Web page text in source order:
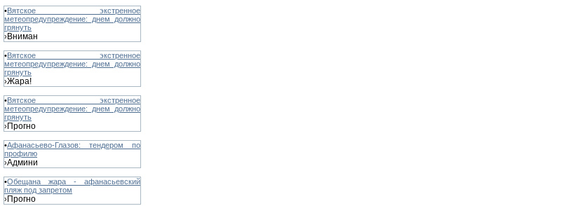
•Вятское экстренное
метеопредупреждение: днем должно
грянуть
›Вниман
•Вятское экстренное
метеопредупреждение: днем должно
грянуть
›Жара!
•Вятское экстренное
метеопредупреждение: днем должно
грянуть
›Прогно
•Афанасьево-Глазов: тендером по
профилю
›Админи
•Обещана жара - афанасьевский
пляж под запретом
›Прогно